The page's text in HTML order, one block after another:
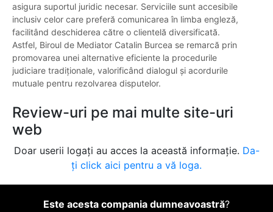
asigura suportul juridic necesar. Serviciile sunt accesibile
inclusiv celor care preferă comunicarea în limba engleză,
facilitând deschiderea către o clientelă diversificată.
Astfel, Biroul de Mediator Catalin Burcea se remarcă prin
promovarea unei alternative eficiente la procedurile
judiciare tradiționale, valorificând dialogul și acordurile
mutuale pentru rezolvarea disputelor.
Review-uri pe mai multe site-uri
web
Doar userii logați au acces la această informație. Da-
ți click aici pentru a vă loga.
Este acesta compania dumneavoastră?